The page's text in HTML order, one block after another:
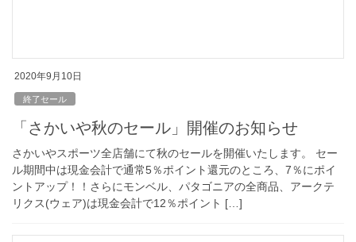
2020年9月10日
終了セール
「さかいや秋のセール」開催のお知らせ
さかいやスポーツ全店舗にて秋のセールを開催いたします。 セー
ル期間中は現金会計で通常5％ポイント還元のところ、7％にポイ
ントアップ！！さらにモンベル、パタゴニアの全商品、アークテ
リクス(ウェア)は現金会計で12％ポイント […]